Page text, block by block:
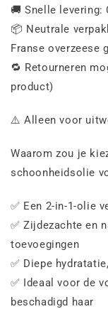
🚚 Snelle
📦 Neutrale
Franse overzeese
🔁 Retourneren
product)
⚠️ Alleen voor
Waarom zou je
schoonheidsolie
✅ Een 2-in-1-olie
✅ Zijdezachte en
toevoegingen
✅ Diepe
✅ Ideaal voor de
beschadigd haar